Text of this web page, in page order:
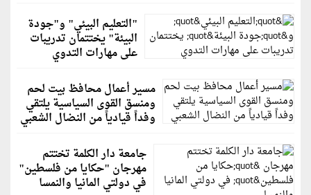
"التعليم البيئي" و"جودة
البيئة" يختتمان تدريبات
على مهارات التدوي
مسير أعمال محافظ بيت لحم
ومنسق القوى السياسية يلتقي
وفداً قيادياً من النضال الشعبي
جامعة دار الكلمة تختتم
مهرجان "حكايا من فلسطين"
في دولتي المانيا والنمسا